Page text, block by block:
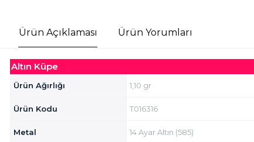
Ürün Açıklaması Ürün Yorumları
Altın Küpe
Ürün Ağırlığı 1,10 gr
Ürün Kodu T016316
Metal 14 Ayar Altın (585)